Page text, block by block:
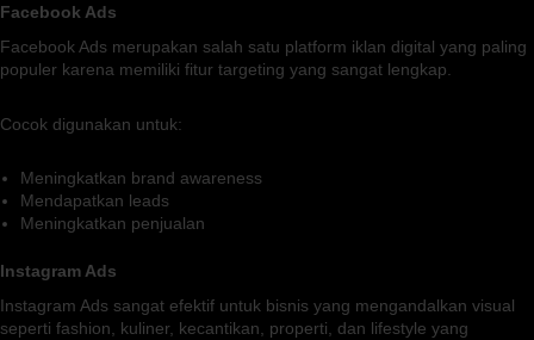
Facebook Ads
Facebook Ads merupakan salah satu platform iklan digital yang paling
populer karena memiliki fitur targeting yang sangat lengkap.
Cocok digunakan untuk:
Meningkatkan brand awareness
Mendapatkan leads
Meningkatkan penjualan
Instagram Ads
Instagram Ads sangat efektif untuk bisnis yang mengandalkan visual
seperti fashion, kuliner, kecantikan, properti, dan lifestyle yang